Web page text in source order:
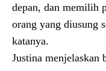
depan, dan memilih
orang yang diusung
katanya.
Justina menjelaskan